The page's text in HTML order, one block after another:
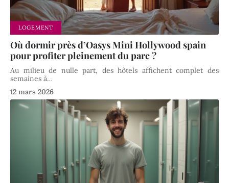
LOGEMENT
Où dormir près d’Oasys Mini Hollywood spain
pour profiter pleinement du parc ?
Au milieu de nulle part, des hôtels affichent complet des
semaines à…
12 mars 2026